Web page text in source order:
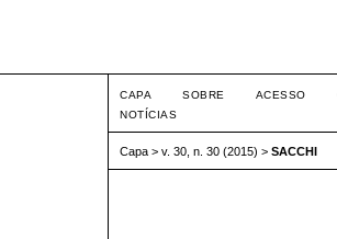
CAPA SOBRE ACESSO
NOTÍCIAS
Capa > v. 30, n. 30 (2015) > SACCHI